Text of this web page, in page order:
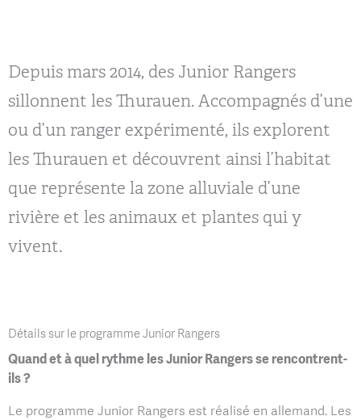
Depuis mars 2014, des Junior Rangers
sillonnent les Thurauen. Accompagnés d’une
ou d’un ranger expérimenté, ils explorent
les Thurauen et découvrent ainsi l’habitat
que représente la zone alluviale d’une
rivière et les animaux et plantes qui y
vivent.
Détails sur le programme Junior Rangers
Quand et à quel rythme les Junior Rangers se rencontrent-
ils ?
Le programme Junior Rangers est réalisé en allemand. Les